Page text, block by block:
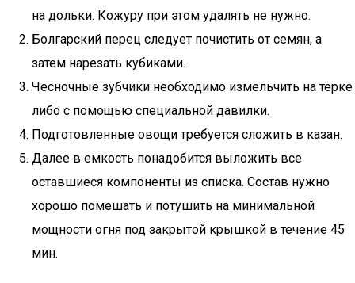
на дольки. Кожуру при этом удалять не нужно.
Болгарский перец следует почистить от семян, а
затем нарезать кубиками.
Чесночные зубчики необходимо измельчить на терке
либо с помощью специальной давилки.
Подготовленные овощи требуется сложить в казан.
Далее в емкость понадобится выложить все
оставшиеся компоненты из списка. Состав нужно
хорошо помешать и потушить на минимальной
мощности огня под закрытой крышкой в течение 45
мин.